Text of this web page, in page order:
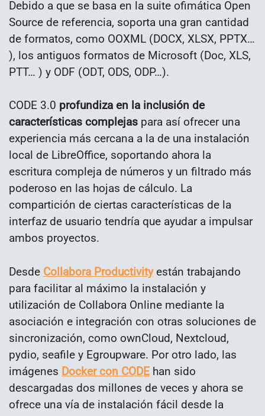
Debido a que se basa en la suite ofimática Open
Source de referencia, soporta una gran cantidad
de formatos, como OOXML (DOCX, XLSX, PPTX…
), los antiguos formatos de Microsoft (Doc, XLS,
PTT… ) y ODF (ODT, ODS, ODP…).
CODE 3.0 profundiza en la inclusión de
características complejas para así ofrecer una
experiencia más cercana a la de una instalación
local de LibreOffice, soportando ahora la
escritura compleja de números y un filtrado más
poderoso en las hojas de cálculo. La
compartición de ciertas características de la
interfaz de usuario tendría que ayudar a impulsar
ambos proyectos.
Desde Collabora Productivityestán trabajando
para facilitar al máximo la instalación y
utilización de Collabora Online mediante la
asociación e integración con otras soluciones de
sincronización, como ownCloud, Nextcloud,
pydio, seafile y Egroupware. Por otro lado, las
imágenes Docker con CODE han sido
descargadas dos millones de veces y ahora se
ofrece una vía de instalación fácil desde la